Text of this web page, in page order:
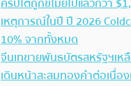
เหตุการณ์ในปี ปี 2026
10% จากทั้งหมด
จีนเทขายพันธบัตรสหรัฐฯเห
เดินหน้าสะสมทองคำต่อเนื่อ